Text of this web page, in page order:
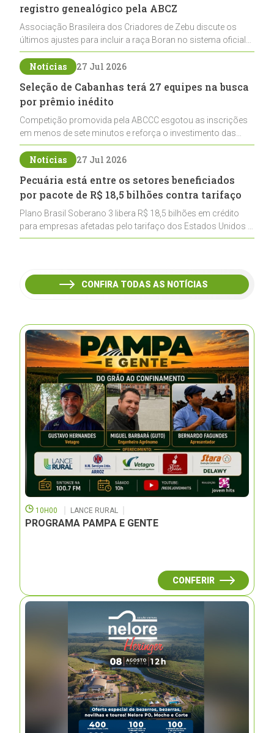
registro genealógico pela ABCZ
Associação Brasileira dos Criadores de Zebu discute os
últimos ajustes para incluir a raça Boran no sistema oficial
de registros, abrindo caminho para sua expansão na
pecuária nacional
Notícias 27 Jul 2026
Seleção de Cabanhas terá 27 equipes na busca
por prêmio inédito
Competição promovida pela ABCCC esgotou as inscrições
em menos de sete minutos e reforça o investimento das
cabanhas na seleção genética de Cavalos Crioulos voltados
ao laço
Notícias 27 Jul 2026
Pecuária está entre os setores beneficiados
por pacote de R$ 18,5 bilhões contra tarifaço
Plano Brasil Soberano 3 libera R$ 18,5 bilhões em crédito
para empresas afetadas pelo tarifaço dos Estados Unidos e
inclui a pecuária entre os setores estratégicos
CONFIRA TODAS AS NOTÍCIAS
10H00 LANCE RURAL
PROGRAMA PAMPA E GENTE
CONFERIR